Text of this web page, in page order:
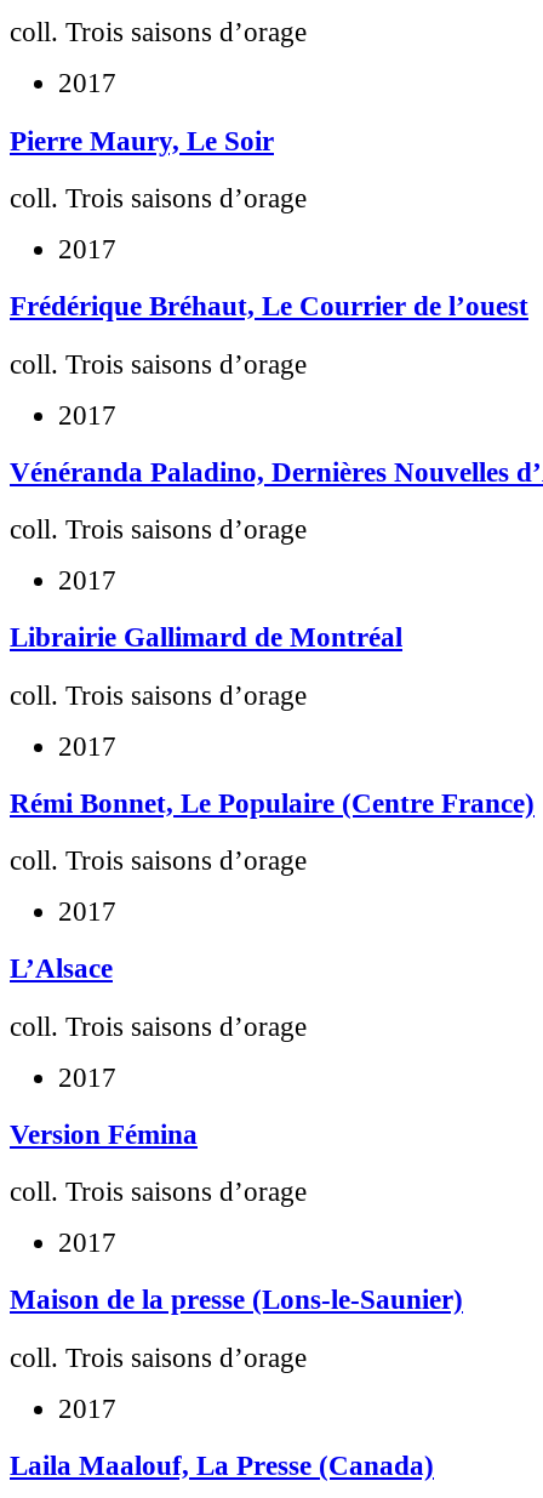
coll. Trois saisons d’orage
2017
Pierre Maury, Le Soir
coll. Trois saisons d’orage
2017
Frédérique Bréhaut, Le Courrier de l’ouest
coll. Trois saisons d’orage
2017
Vénéranda Paladino, Dernières Nouvelles
coll. Trois saisons d’orage
2017
Librairie Gallimard de Montréal
coll. Trois saisons d’orage
2017
Rémi Bonnet, Le Populaire (Centre France)
coll. Trois saisons d’orage
2017
L’Alsace
coll. Trois saisons d’orage
2017
Version Fémina
coll. Trois saisons d’orage
2017
Maison de la presse (Lons-le-Saunier)
coll. Trois saisons d’orage
2017
Laila Maalouf, La Presse (Canada)